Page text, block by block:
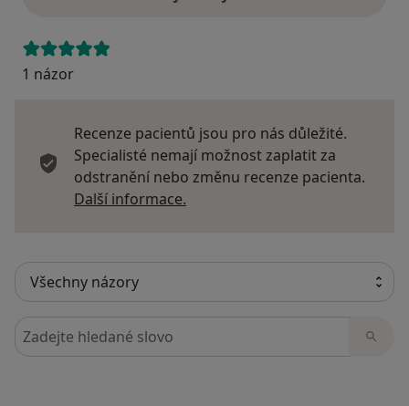
1 názor
Recenze pacientů jsou pro nás důležité.
Specialisté nemají možnost zaplatit za
odstranění nebo změnu recenze pacienta.
Další informace.
Hledejte v názorech